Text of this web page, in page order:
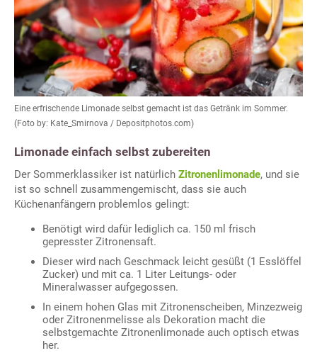
Eine erfrischende Limonade selbst gemacht ist das Getränk im Sommer.
(Foto by: Kate_Smirnova / Depositphotos.com)
Limonade einfach selbst zubereiten
Der Sommerklassiker ist natürlich Zitronenlimonade, und sie
ist so schnell zusammengemischt, dass sie auch
Küchenanfängern problemlos gelingt:
Benötigt wird dafür lediglich ca. 150 ml frisch
gepresster Zitronensaft.
Dieser wird nach Geschmack leicht gesüßt (1 Esslöffel
Zucker) und mit ca. 1 Liter Leitungs- oder
Mineralwasser aufgegossen.
In einem hohen Glas mit Zitronenscheiben, Minzezweig
oder Zitronenmelisse als Dekoration macht die
selbstgemachte Zitronenlimonade auch optisch etwas
her.